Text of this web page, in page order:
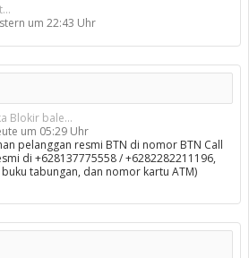
um 22:43 Uhr
Blokir bale...
um 05:29 Uhr
pelanggan resmi BTN di nomor BTN Call
di +628137775558 / +6282282211196,
tabungan, dan nomor kartu ATM)